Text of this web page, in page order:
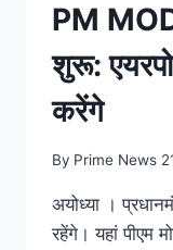
PM
शुरू:
करेंगे
By Prime News
अयोध्या ।
रहेंगे। यहां पीएम